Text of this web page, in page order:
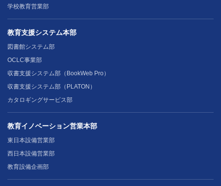
学校教育営業部
教育支援システム本部
図書館システム部
OCLC事業部
収書支援システム部（BookWeb Pro）
収書支援システム部（PLATON）
カタロギングサービス部
教育イノベーション営業本部
東日本設備営業部
西日本設備営業部
教育設備企画部